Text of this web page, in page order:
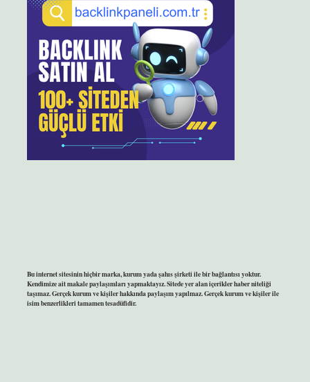
Bu internet sitesinin hiçbir marka, kurum yada şahıs şirketi ile bir bağlantısı yoktur.
Kendimize ait makale paylaşımları yapmaktayız. Sitede yer alan içerikler haber niteliği
taşımaz. Gerçek kurum ve kişiler hakkında paylaşım yapılmaz. Gerçek kurum ve kişiler ile
isim benzerlikleri tamamen tesadüfidir.